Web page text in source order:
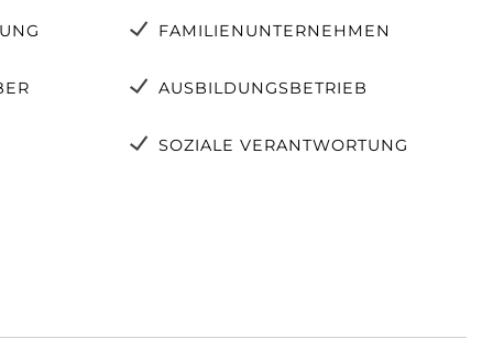
FAMILIENUNTERNEHMEN
AUSBILDUNGSBETRIEB
SOZIALE VERANTWORTUNG